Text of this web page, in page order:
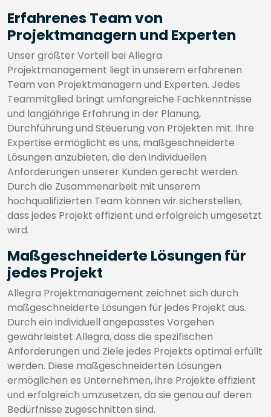
Erfahrenes Team von
Projektmanagern und Experten
Unser größter Vorteil bei Allegra
Projektmanagement liegt in unserem erfahrenen
Team von Projektmanagern und Experten. Jedes
Teammitglied bringt umfangreiche Fachkenntnisse
und langjährige Erfahrung in der Planung,
Durchführung und Steuerung von Projekten mit. Ihre
Expertise ermöglicht es uns, maßgeschneiderte
Lösungen anzubieten, die den individuellen
Anforderungen unserer Kunden gerecht werden.
Durch die Zusammenarbeit mit unserem
hochqualifizierten Team können wir sicherstellen,
dass jedes Projekt effizient und erfolgreich umgesetzt
wird.
Maßgeschneiderte Lösungen für
jedes Projekt
Allegra Projektmanagement zeichnet sich durch
maßgeschneiderte Lösungen für jedes Projekt aus.
Durch ein individuell angepasstes Vorgehen
gewährleistet Allegra, dass die spezifischen
Anforderungen und Ziele jedes Projekts optimal erfüllt
werden. Diese maßgeschneiderten Lösungen
ermöglichen es Unternehmen, ihre Projekte effizient
und erfolgreich umzusetzen, da sie genau auf deren
Bedürfnisse zugeschnitten sind.